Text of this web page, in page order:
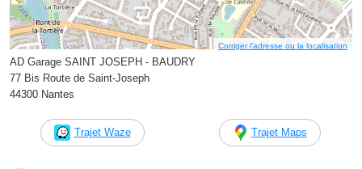
Corriger l’adresse ou la localisation
AD Garage SAINT JOSEPH - BAUDRY
77 Bis Route de Saint-Joseph
44300 Nantes
Trajet Waze Trajet Maps